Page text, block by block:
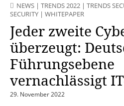
NEWS | TRENDS 2022 | TRENDS
SECURITY | WHITEPAPER
Jeder zweite
überzeugt:
Führungsebene
vernachlässigt
29. November 2022